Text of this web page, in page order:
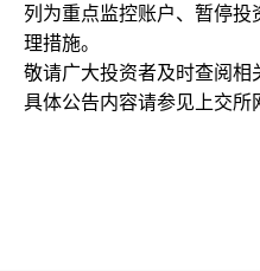
列为重点监控账户、暂停
理措施。
敬请广大投资者及时查阅
具体公告内容请参见上交